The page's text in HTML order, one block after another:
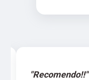
"Recomendo!!"